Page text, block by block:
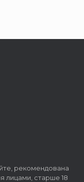
рекомендована
лицами, старше 18